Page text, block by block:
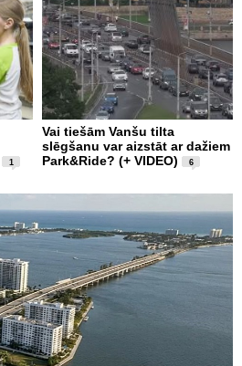
1
Vai tiešām Vanšu tilta
slēgšanu var aizstāt ar dažiem
Park&Ride? (+ VIDEO)
6